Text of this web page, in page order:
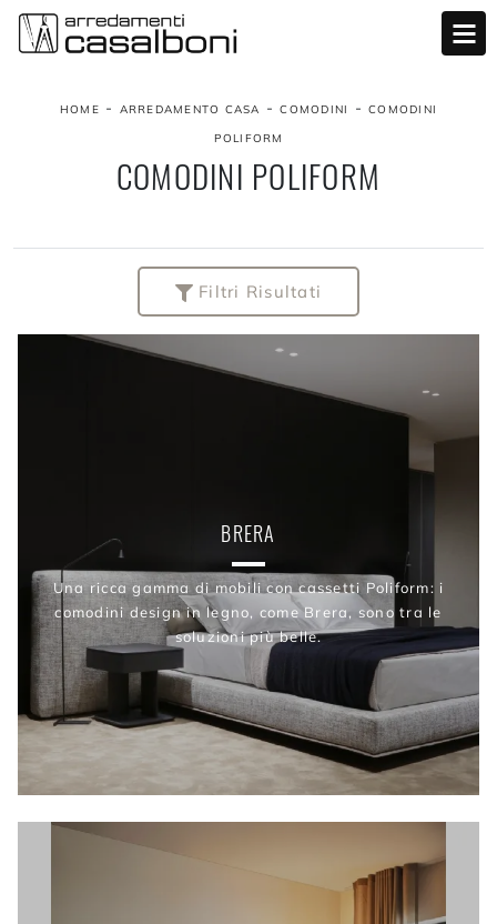
HOME - ARREDAMENTO CASA -COMODINI -COMODINI
POLIFORM
COMODINI POLIFORM
Filtri Risultati
BRERA
Una ricca gamma di mobili con cassetti Poliform: i
comodini design in legno, come Brera, sono tra le
soluzioni più belle.